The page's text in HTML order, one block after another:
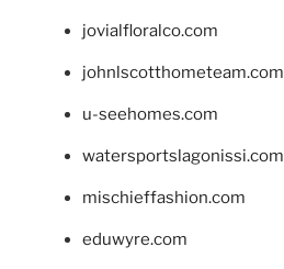
jovialfloralco.com
johnlscotthometeam.com
u-seehomes.com
watersportslagonissi.com
mischieffashion.com
eduwyre.com